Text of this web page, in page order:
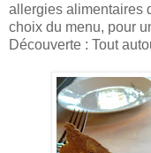
allergies alimentaires
choix du menu, pour
Découverte : Tout